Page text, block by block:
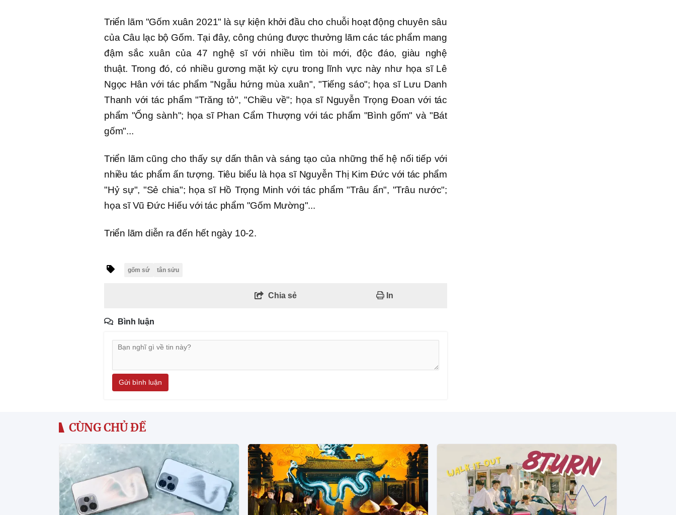
Triển lãm "Gốm xuân 2021" là sự kiện khởi đầu cho chuỗi hoạt động chuyên sâu
của Câu lạc bộ Gốm. Tại đây, công chúng được thưởng lãm các tác phẩm mang
đậm sắc xuân của 47 nghệ sĩ với nhiều tìm tòi mới, độc đáo, giàu nghệ
thuật. Trong đó, có nhiều gương mặt kỳ cựu trong lĩnh vực này như họa sĩ Lê
Ngọc Hân với tác phẩm "Ngẫu hứng mùa xuân", "Tiếng sáo"; họa sĩ Lưu Danh
Thanh với tác phẩm "Trăng tỏ", "Chiều về"; họa sĩ Nguyễn Trọng Đoan với tác
phẩm "Ống sành"; họa sĩ Phan Cẩm Thượng với tác phẩm "Bình gốm" và "Bát
gốm"...
Triển lãm cũng cho thấy sự dấn thân và sáng tạo của những thế hệ nối tiếp với
nhiều tác phẩm ấn tượng. Tiêu biểu là họa sĩ Nguyễn Thị Kim Đức với tác phẩm
"Hỷ sự", "Sẻ chia"; họa sĩ Hồ Trọng Minh với tác phẩm "Trâu ẩn", "Trâu nước";
họa sĩ Vũ Đức Hiếu với tác phẩm "Gốm Mường"...
Triển lãm diễn ra đến hết ngày 10-2.
gốm sứ tân sửu
Chia sẻ In
Bình luận
Gửi bình luận
CÙNG CHỦ ĐỀ